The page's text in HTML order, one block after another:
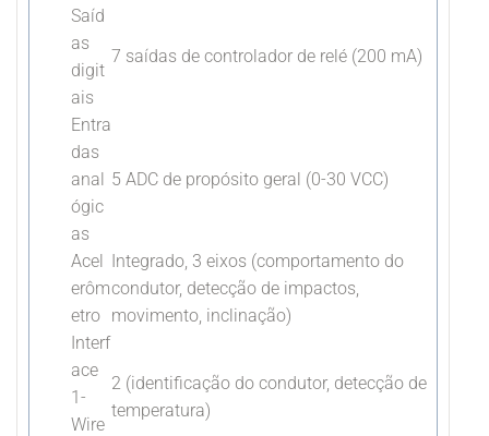
Saíd
as
digit
ais
7 saídas de controlador de relé (200 mA)
Entra
das
anal
ógic
as
5 ADC de propósito geral (0-30 VCC)
Acel
erôm
etro
Integrado, 3 eixos (comportamento do
condutor, detecção de impactos,
movimento, inclinação)
Interf
ace
1-
Wire
2 (identificação do condutor, detecção de
temperatura)